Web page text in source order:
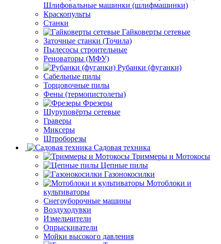
Шлифовальные машинки (шлифмашинки)
Краскопульты
Станки
Гайковерты сетевые
Заточные станки (Точила)
Пылесосы строительные
Реноваторы (МФУ)
Рубанки (фуганки)
Сабельные пилы
Торцовочные пилы
Фены (термопистолеты)
Фрезеры
Шуруповёрты сетевые
Граверы
Миксеры
Штроборезы
Садовая техника
Триммеры и Мотокосы
Цепные пилы
Газонокосилки
Мотоблоки и
культиваторы
Снегоуборочные машины
Воздуходувки
Измельчители
Опрыскиватели
Мойки высокого давления